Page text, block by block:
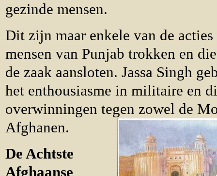
gezinde mensen.
Dit zijn maar enkele van de
mensen van Punjab trokken en
de zaak aansloten. Jassa Singh
het enthousiasme in militaire en
overwinningen tegen zowel de
Afghanen.
De Achtste
Afghaanse